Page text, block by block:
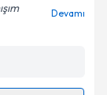
Devamı